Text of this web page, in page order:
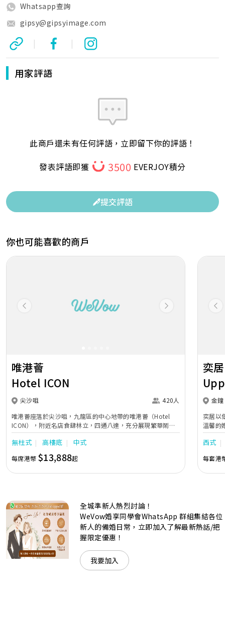
Whatsapp查詢
gipsy@gipsyimage.com
| |
用家評語
此商戶還未有任何評語，立即留下你的評語！
發表評語即獲
3500 EVERJOY積分
提交評語
你也可能喜歡的商戶
Previous Next
唯港薈
Hotel ICON
尖沙咀
420人
唯港薈座落於尖沙咀，九龍區的中心地帶的唯港薈（Hotel
ICON），附近名店食肆林立，四通八達，充分展現繁華鬧巿
中的活力個性，成為一眾準新人舉辦婚宴的熱門之選。專業團
隊由策劃統籌至所有婚宴每個細節，唯港薈都力臻完美，保證
讓您留下獨特的醉人回憶。 擁有時尚高樓頂的Silverbox宴會
廳，配置了全套先進的視聽影音及燈光設備配套，並採用極富
現代時尚感的水晶玻璃燈，演繹出與別不同的經典神韻。不論
準新人的個性及預算﹔保證為您打造夢寐以求的特別日子，令
賓客永誌難忘！
無柱式 高樓底 中式
每席港幣 $13,888起
奕居
金鐘
奕居以
溫馨的
團隊會
西式
每套港
全城準新人熱烈討論！
WeVow婚享同學會WhatsApp 群組集結各位
新人的備婚日常，立即加入了解最新熱話/把
握限定優惠！
我要加入